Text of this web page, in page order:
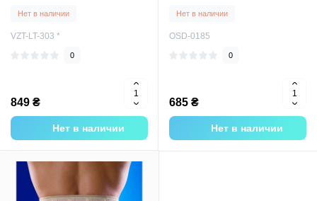
Нет в наличии
VZT-LT-303 *
0
849 ₴
Нет в наличии
Нет в наличии
OSD-0185
0
685 ₴
Нет в наличии